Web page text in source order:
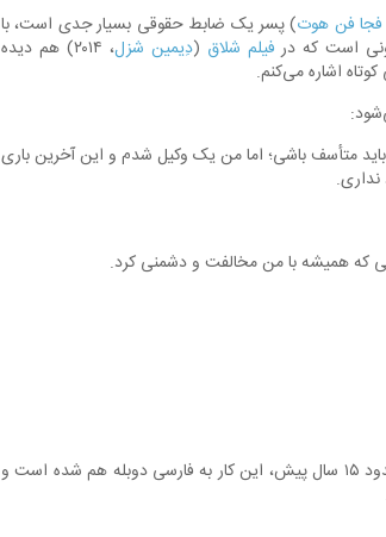
فجا فن هوت) پسر یک ضابط حقوقی بسیار جدی است، با
است که در فیلم شلاق (دِیمین شزل
، ۲۰۱۴) هم دیده
اشاره می‌کنم.
متأسف باشی؛ اما من یک وکیل شدم و این آخرین باری
که همیشه با من مخالفت و دشمنی کرد.
کاراکتر، فیلم بسیار خاصی است؛ توصیه می‌کنم حتما آن را ببینید. خوشبختانه حدود ۱۵ سال پیش، این کار به فارسی دوبله هم شده است و